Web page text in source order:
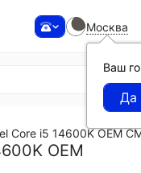
Москва
Ваш
Core i5 14600K OEM
OEM